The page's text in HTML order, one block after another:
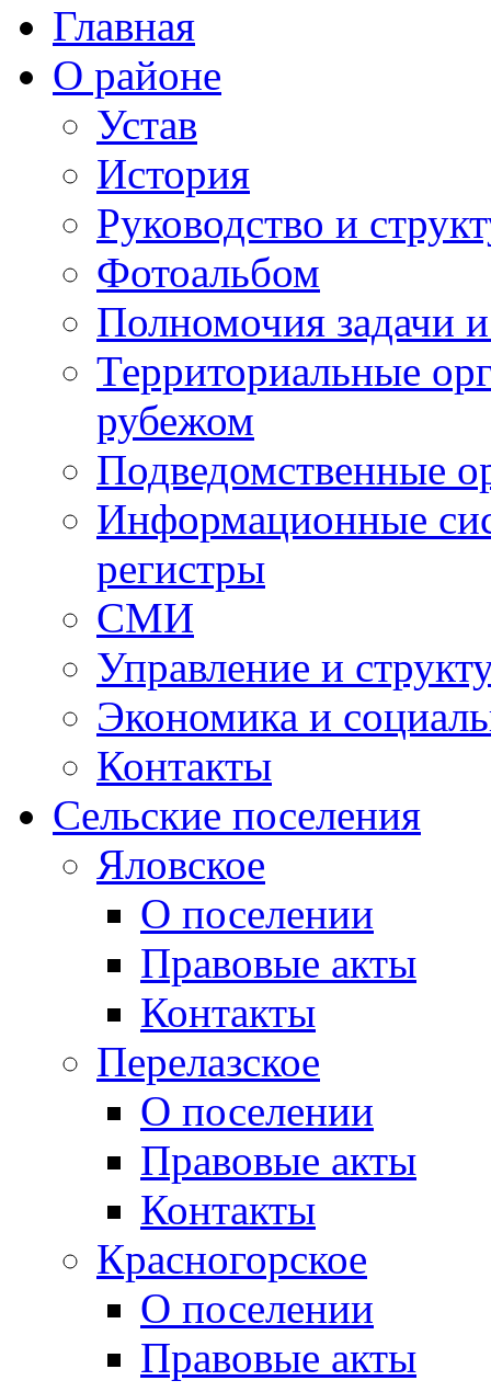
Главная
О районе
Устав
История
Руководство и
Фотоальбом
Полномочия задачи
Территориальные
рубежом
Подведомственные
Информационные
регистры
СМИ
Управление и
Экономика и
Контакты
Сельские поселения
Яловское
О поселении
Правовые акты
Контакты
Перелазское
О поселении
Правовые акты
Контакты
Красногорское
О поселении
Правовые акты